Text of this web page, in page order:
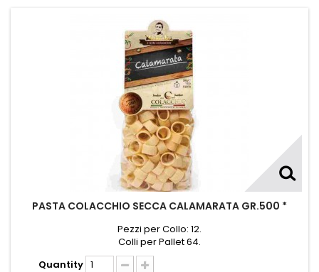
PASTA COLACCHIO SECCA CALAMARATA GR.500 *
Pezzi per Collo: 12.
Colli per Pallet 64.
Quantity